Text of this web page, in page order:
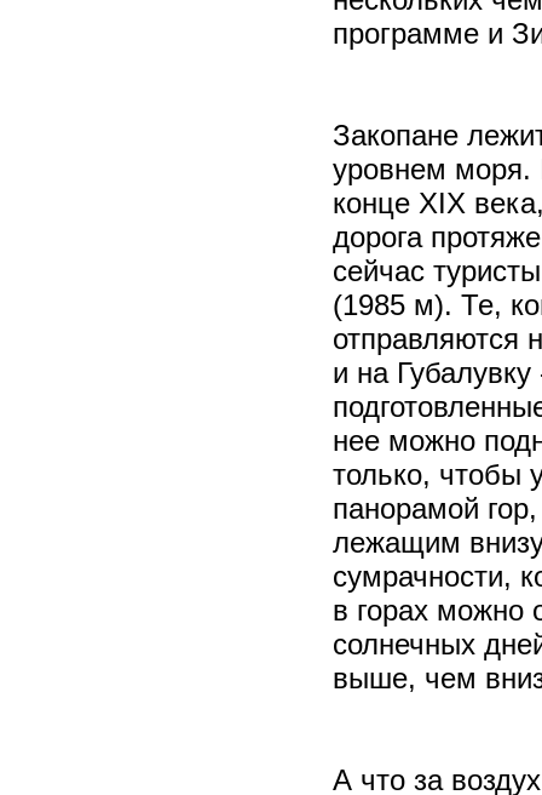
программе и
Закопане
уровнем моря.
конце XIX
дорога
сейчас
(1985 м). Те,
отправляются
и на
нее можно
только, чтобы
панорамой
лежащим
сумрачности,
в горах можно
солнечных
выше, чем
А что за